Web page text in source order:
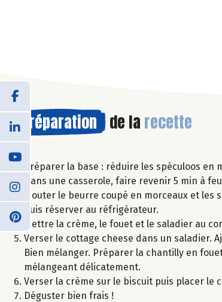
Préparation de la recette
Préparer la base : réduire les spéculoos en
Dans une casserole, faire revenir 5 min à
Ajouter le beurre coupé en morceaux et
puis réserver au réfrigérateur.
Mettre la crème, le fouet et le saladier au
Verser le cottage cheese dans un saladier.
Bien mélanger. Préparer la chantilly en
mélangeant délicatement.
Verser la crème sur le biscuit puis placer le
Déguster bien frais !